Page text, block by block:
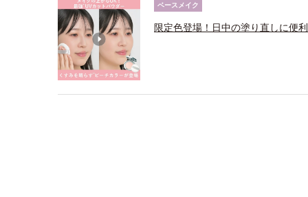
ベースメイク
限定色登場！日中の塗り直しに便